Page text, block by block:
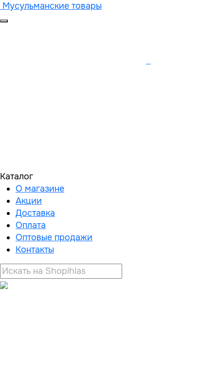
Мусульманские товары
Каталог
О магазине
Акции
Доставка
Оплата
Оптовые продажи
Контакты